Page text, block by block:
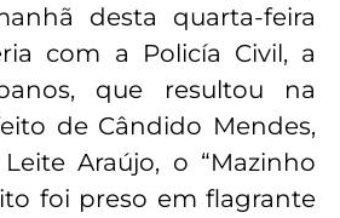
desta quarta-feira
com a Policía Civil, a
que resultou na
de Cândido Mendes,
Araújo, o “Mazinho
foi preso em flagrante